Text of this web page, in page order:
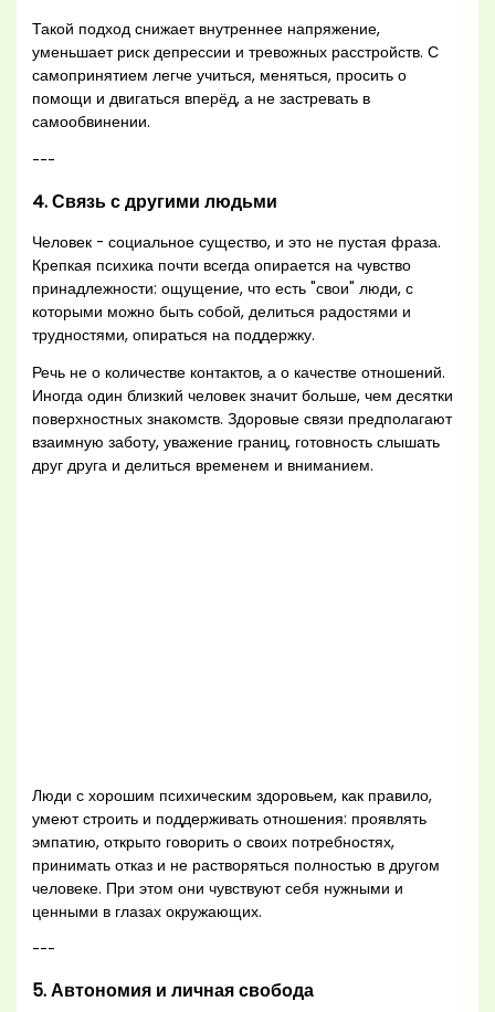
Такой подход снижает внутреннее напряжение,
уменьшает риск депрессии и тревожных расстройств. С
самопринятием легче учиться, меняться, просить о
помощи и двигаться вперёд, а не застревать в
самообвинении.
---
4. Связь с другими людьми
Человек - социальное существо, и это не пустая фраза.
Крепкая психика почти всегда опирается на чувство
принадлежности: ощущение, что есть "свои" люди, с
которыми можно быть собой, делиться радостями и
трудностями, опираться на поддержку.
Речь не о количестве контактов, а о качестве отношений.
Иногда один близкий человек значит больше, чем десятки
поверхностных знакомств. Здоровые связи предполагают
взаимную заботу, уважение границ, готовность слышать
друг друга и делиться временем и вниманием.
Люди с хорошим психическим здоровьем, как правило,
умеют строить и поддерживать отношения: проявлять
эмпатию, открыто говорить о своих потребностях,
принимать отказ и не растворяться полностью в другом
человеке. При этом они чувствуют себя нужными и
ценными в глазах окружающих.
---
5. Автономия и личная свобода